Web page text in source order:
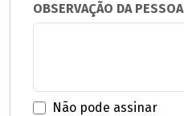
OBSERVAÇÃO DA PESSOA
Não pode assinar